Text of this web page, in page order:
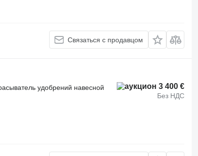
Связаться с продавцом
3 400 €
Без НДС
удобрений навесной